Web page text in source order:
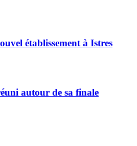
établissement à Istres
autour de sa finale